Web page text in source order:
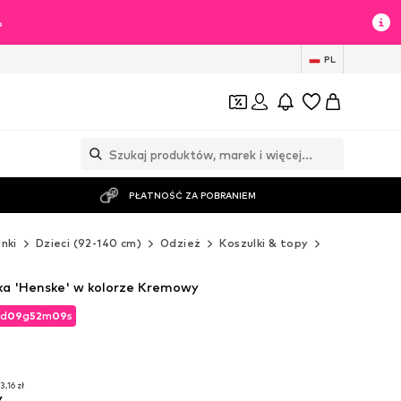
PL
PŁATNOŚĆ ZA POBRANIEM
Dzieci (92-140 cm) Odzież Koszulki & topy
d09g52m06s
zł
d09g52m06s
'Henske' w kolorze Kremowy